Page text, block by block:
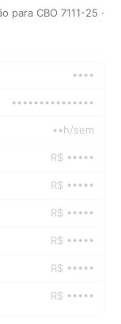
para CBO 7111-25 ·
••••
•••••••••••••••
••h/sem
R$ •••••
R$ •••••
R$ •••••
R$ •••••
R$ •••••
R$ •••••